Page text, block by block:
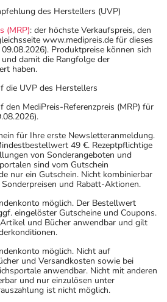
des Herstellers (UVP)
(MRP): der höchste Verkaufspreis, den
www.medipreis.de für dieses
Produktpreise können sich
damit die Rangfolge der
haben.
die UVP des Herstellers
den MediPreis-Referenzpreis (MRP) für
für Ihre erste Newsletteranmeldung.
49 €. Rezeptpflichtige
von Sonderangeboten und
sind vom Gutschein
nur ein Gutschein. Nicht kombinierbar
und Rabatt-Aktionen.
möglich. Der Bestellwert
eingelöster Gutscheine und Coupons.
und Bücher anwendbar und gilt
möglich. Nicht auf
und Versandkosten sowie bei
anwendbar. Nicht mit anderen
und nur einzulösen unter
ist nicht möglich.